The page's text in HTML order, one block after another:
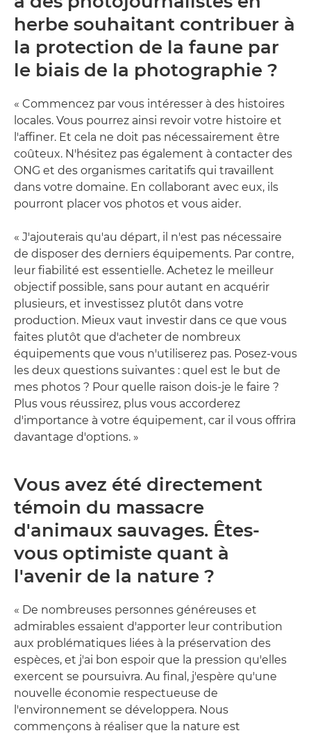
herbe souhaitant contribuer à
la protection de la faune par
le biais de la photographie ?
« Commencez par vous intéresser à des histoires
locales. Vous pourrez ainsi revoir votre histoire et
l'affiner. Et cela ne doit pas nécessairement être
coûteux. N'hésitez pas également à contacter des
ONG et des organismes caritatifs qui travaillent
dans votre domaine. En collaborant avec eux, ils
pourront placer vos photos et vous aider.
« J'ajouterais qu'au départ, il n'est pas nécessaire
de disposer des derniers équipements. Par contre,
leur fiabilité est essentielle. Achetez le meilleur
objectif possible, sans pour autant en acquérir
plusieurs, et investissez plutôt dans votre
production. Mieux vaut investir dans ce que vous
faites plutôt que d'acheter de nombreux
équipements que vous n'utiliserez pas. Posez-vous
les deux questions suivantes : quel est le but de
mes photos ? Pour quelle raison dois-je le faire ?
Plus vous réussirez, plus vous accorderez
d'importance à votre équipement, car il vous offrira
davantage d'options. »
Vous avez été directement
témoin du massacre
d'animaux sauvages. Êtes-
vous optimiste quant à
l'avenir de la nature ?
« De nombreuses personnes généreuses et
admirables essaient d'apporter leur contribution
aux problématiques liées à la préservation des
espèces, et j'ai bon espoir que la pression qu'elles
exercent se poursuivra. Au final, j'espère qu'une
nouvelle économie respectueuse de
l'environnement se développera. Nous
commençons à réaliser que la nature est